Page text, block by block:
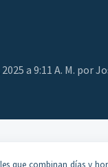
a 9:11 A. M. por
que combinan días y